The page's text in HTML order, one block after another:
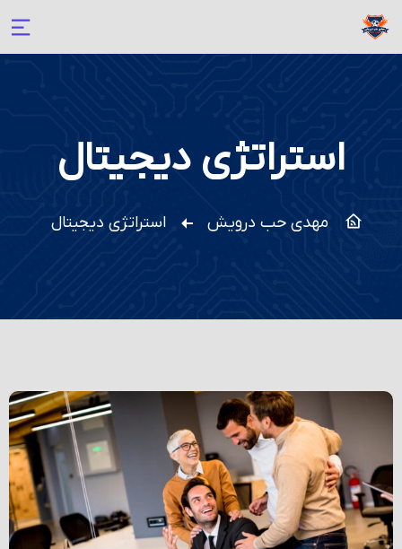
استراتژی دیجیتال
مهدی حب درویش استراتژی دیجیتال